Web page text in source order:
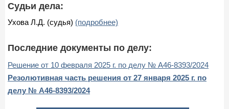
Судьи дела:
Ухова Л.Д. (судья) (подробнее)
Последние документы по делу:
Решение от 10 февраля 2025 г. по делу № А46-8393/2024
Резолютивная часть решения от 27 января 2025 г. по
делу № А46-8393/2024